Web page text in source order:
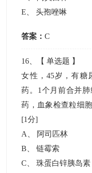
E 、头孢唑啉
答案：C
16 、【单选题 】
女性，45岁，有糖
药。1个月前合并
药，血象检查粒细
[1分]
A
阿司匹林
B 、链霉索
C 、珠蛋白锌胰岛素